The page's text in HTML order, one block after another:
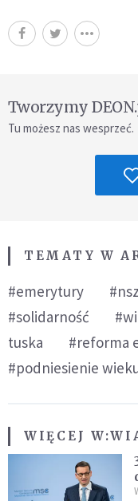
Tworzymy
Tu możesz nas wesprzeć.
TEMATY W
#emerytury
#solidarność
tuska
#reforma
#podniesienie
WIĘCEJ W: